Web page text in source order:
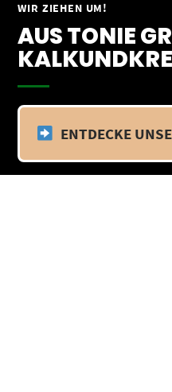
WIR ZIEHEN UM!
AUS TONIE
ENTDECKE
Springe
Inhalt
Vom 09.04.25 - 20.04.25
Zeitraum findet kein